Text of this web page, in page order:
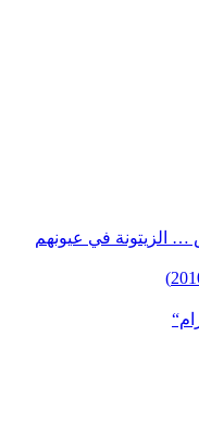
… الزيتونة في عيونهم